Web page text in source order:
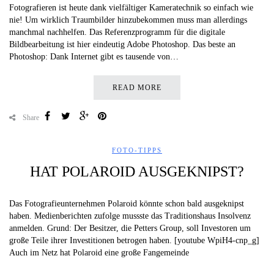
Fotografieren ist heute dank vielfältiger Kameratechnik so einfach wie
nie! Um wirklich Traumbilder hinzubekommen muss man allerdings
manchmal nachhelfen. Das Referenzprogramm für die digitale
Bildbearbeitung ist hier eindeutig Adobe Photoshop. Das beste an
Photoshop: Dank Internet gibt es tausende von…
READ MORE
Share
FOTO-TIPPS
HAT POLAROID AUSGEKNIPST?
Das Fotografieunternehmen Polaroid könnte schon bald ausgeknipst
haben. Medienberichten zufolge mussste das Traditionshaus Insolvenz
anmelden. Grund: Der Besitzer, die Petters Group, soll Investoren um
große Teile ihrer Investitionen betrogen haben. [youtube WpiH4-cnp_g]
Auch im Netz hat Polaroid eine große Fangemeinde